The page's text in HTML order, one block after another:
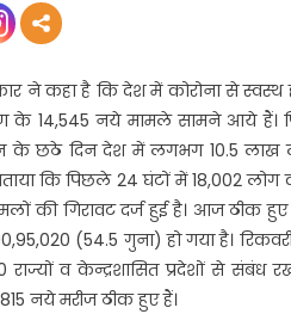
ने कहा है कि देश में कोरोना से स्वस्थ
के 14,545 नये मामले सामने आये हैं।
के छठे दिन देश में लगभग 10.5 लाख
कि पिछले 24 घंटों में 18,002
की गिरावट दर्ज हुई है। आज ठीक
(54.5 गुना) हो गया है।
व केन्द्रशासित प्रदेशों से
नये मरीज ठीक हुए हैं।